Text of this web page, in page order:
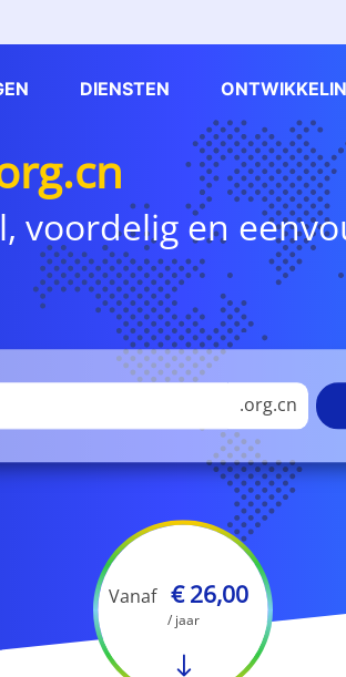
DIENSTEN
voordelig en
.org.cn
Vanaf € 26,00
/ jaar